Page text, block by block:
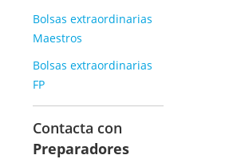
Bolsas extraordinarias
Maestros
Bolsas extraordinarias
FP
Contacta con
Preparadores